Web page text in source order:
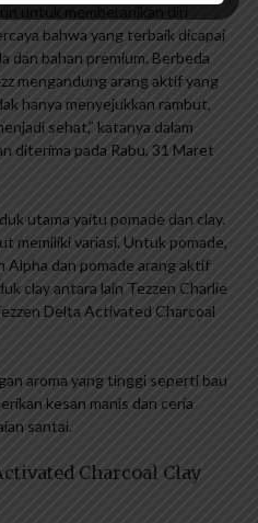
untuk memberanikan diri
bahwa yang terbaik dicapai
dan bahan premium. Berbeda
mengandung arang aktif yang
hanya menyejukkan rambut,
sehat,” katanya dalam
diterima pada Rabu, 31 Maret
utama yaitu pomade dan clay.
memiliki variasi. Untuk pomade,
Alpha dan pomade arang aktif
clay antara lain Tezzen Charlie
Delta Activated Charcoal
aroma yang tinggi seperti bau
kesan manis dan ceria
santai.
Charcoal Clay